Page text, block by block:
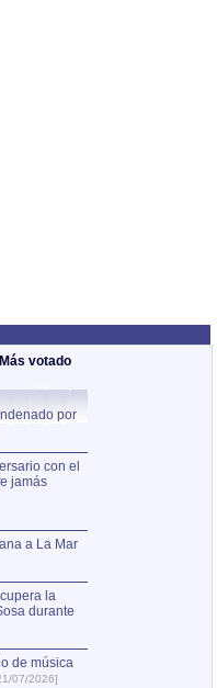
Más votado
por
con el
jamás
a La Mar
la
durante
de música
07/2026]